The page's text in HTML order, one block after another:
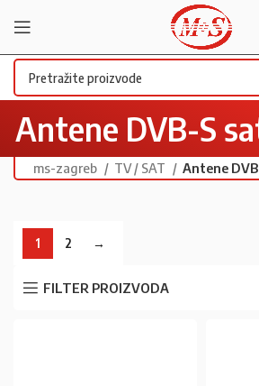
Antene DVB-S
ms-zagreb TV / SAT Antene
1 2 →
FILTER PROIZVODA